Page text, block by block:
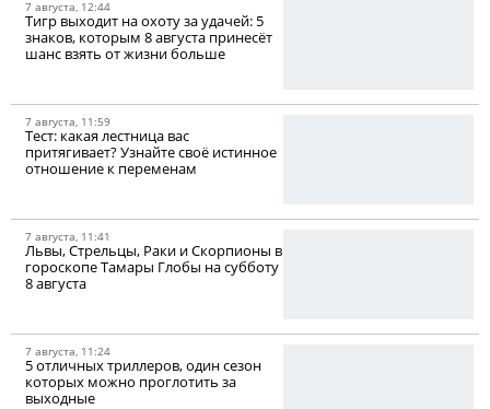
7 августа, 12:44
Тигр выходит на охоту за удачей: 5
знаков, которым 8 августа принесёт
шанс взять от жизни больше
7 августа, 11:59
Тест: какая лестница вас
притягивает? Узнайте своё истинное
отношение к переменам
7 августа, 11:41
Львы, Стрельцы, Раки и Скорпионы в
гороскопе Тамары Глобы на субботу
8 августа
7 августа, 11:24
5 отличных триллеров, один сезон
которых можно проглотить за
выходные